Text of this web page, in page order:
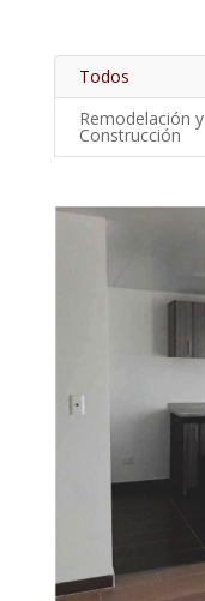
Todos
Remodelación y
Construcción